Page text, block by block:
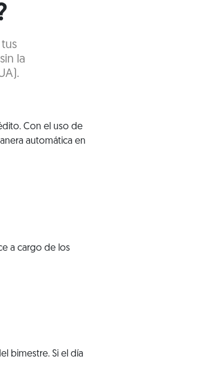
la
Con el uso de
automática en
a cargo de los
bimestre. Si el día